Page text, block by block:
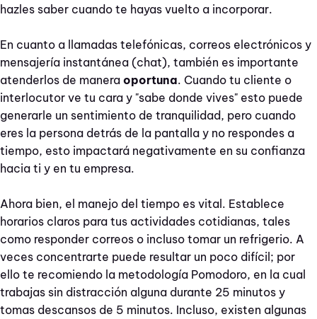
hazles saber cuando te hayas vuelto a incorporar.
En cuanto a llamadas telefónicas, correos electrónicos y
mensajería instantánea (chat), también es importante
atenderlos de manera oportuna. Cuando tu cliente o
interlocutor ve tu cara y "sabe donde vives" esto puede
generarle un sentimiento de tranquilidad, pero cuando
eres la persona detrás de la pantalla y no respondes a
tiempo, esto impactará negativamente en su confianza
hacia ti y en tu empresa.
Ahora bien, el manejo del tiempo es vital. Establece
horarios claros para tus actividades cotidianas, tales
como responder correos o incluso tomar un refrigerio. A
veces concentrarte puede resultar un poco difícil; por
ello te recomiendo la metodología Pomodoro, en la cual
trabajas sin distracción alguna durante 25 minutos y
tomas descansos de 5 minutos. Incluso, existen algunas